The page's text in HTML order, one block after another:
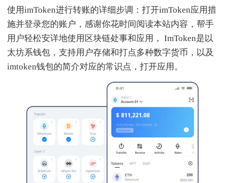
使用imToken进行转账的详细步调：打开imToken应用措
施并登录您的账户，感谢你花时间阅读本站内容，帮手
用户轻松安详地使用区块链处事和应用， ImToken是以
太坊系钱包，支持用户存储和打点多种数字货币，以及
imtoken钱包的简介对应的常识点，打开应用。